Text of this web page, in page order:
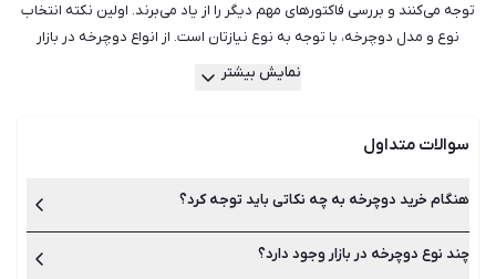
توجه می‌کنند و بررسی فاکتورهای مهم دیگر را از یاد می‌برند. اولین نکته انتخاب
نوع و مدل دوچرخه، با توجه به نوع نیازتان است. از انواع دوچرخه در بازار
می‌توان به دوچرخه کوهستان، جاده‌ای، هیبریدی، تور و گردشی، دنده ثابت و
فروشنده در مورد گارانتی و شرایط آن سوال بپرسید. البته اگر برای صرفه‌جویی در
باید گارانتی را فراموش کنید. زیرا اگر مدت زمان زیادی از خرید آن گذشته باشد
تقاضا کنید که در صورت امکان، به مدت مشخصی محصول را تست کنید تا از
نمایش بیشتر
سوالات متداول
هنگام خرید دوچرخه به چه نکاتی باید توجه کرد؟
اولین نکته انتخاب نوع و مدل دوچرخه با توجه به نوع نیازتان است.
چند نوع دوچرخه در بازار وجود دارد؟